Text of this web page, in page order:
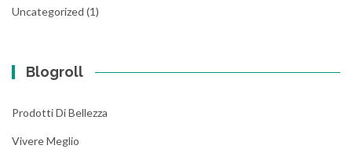
Uncategorized (1)
Blogroll
Prodotti Di Bellezza
Vivere Meglio